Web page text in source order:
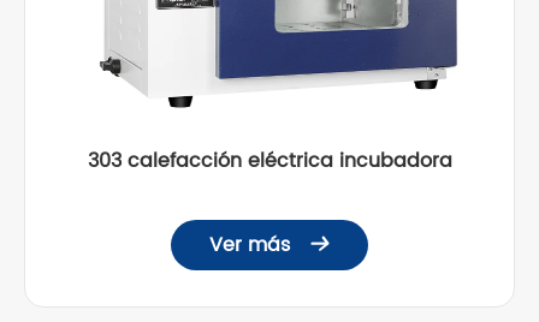
303 calefacción eléctrica incubadora
Ver más 